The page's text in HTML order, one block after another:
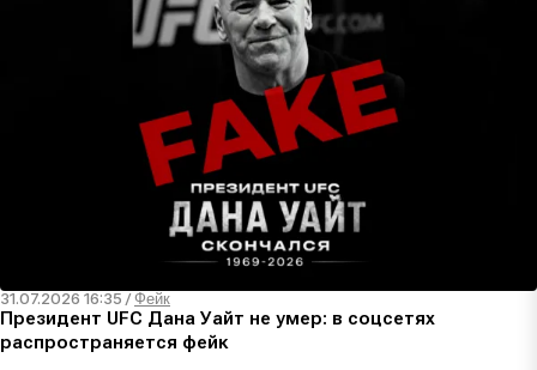
31.07.2026 16:35 /Фейк
Президент UFC Дана Уайт не умер: в соцсетях
распространяется фейк